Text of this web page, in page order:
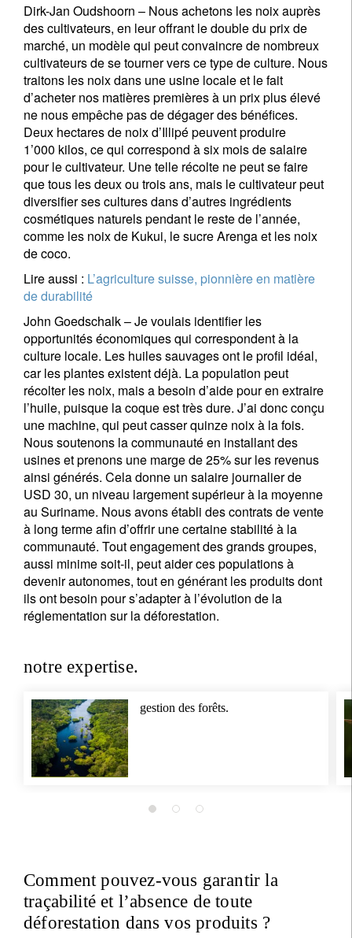
Dirk-Jan Oudshoorn – Nous achetons les noix auprès
des cultivateurs, en leur offrant le double du prix de
marché, un modèle qui peut convaincre de nombreux
cultivateurs de se tourner vers ce type de culture. Nous
traitons les noix dans une usine locale et le fait
d’acheter nos matières premières à un prix plus élevé
ne nous empêche pas de dégager des bénéfices.
Deux hectares de noix d’Illipé peuvent produire
1’000 kilos, ce qui correspond à six mois de salaire
pour le cultivateur. Une telle récolte ne peut se faire
que tous les deux ou trois ans, mais le cultivateur peut
diversifier ses cultures dans d’autres ingrédients
cosmétiques naturels pendant le reste de l’année,
comme les noix de Kukui, le sucre Arenga et les noix
de coco.
Lire aussi : L’agriculture suisse, pionnière en matière
de durabilité
John Goedschalk – Je voulais identifier les
opportunités économiques qui correspondent à la
culture locale. Les huiles sauvages ont le profil idéal,
car les plantes existent déjà. La population peut
récolter les noix, mais a besoin d’aide pour en extraire
l’huile, puisque la coque est très dure. J’ai donc conçu
une machine, qui peut casser quinze noix à la fois.
Nous soutenons la communauté en installant des
usines et prenons une marge de 25% sur les revenus
ainsi générés. Cela donne un salaire journalier de
USD 30, un niveau largement supérieur à la moyenne
au Suriname. Nous avons établi des contrats de vente
à long terme afin d’offrir une certaine stabilité à la
communauté. Tout engagement des grands groupes,
aussi minime soit-il, peut aider ces populations à
devenir autonomes, tout en générant les produits dont
ils ont besoin pour s’adapter à l’évolution de la
réglementation sur la déforestation.
notre expertise.
gestion des forêts.
Comment pouvez-vous garantir la
traçabilité et l’absence de toute
déforestation dans vos produits ?
S'inscrire à la newsletter
Civilité Prénom
Nom
Pays de résidence
Vos informations seront utilisées conformément à
notrepolitique de confidentialité.